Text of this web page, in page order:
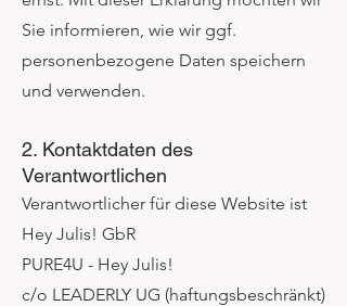
Sie informieren, wie wir ggf.
personenbezogene Daten speichern
und verwenden.
2. Kontaktdaten des
Verantwortlichen
Verantwortlicher für diese Website ist
Hey Julis! GbR
PURE4U - Hey Julis!
c/o LEADERLY UG (haftungsbeschränkt)